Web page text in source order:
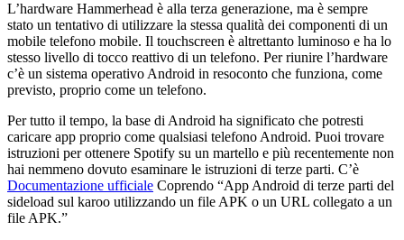
L’hardware Hammerhead è alla terza generazione, ma è sempre
stato un tentativo di utilizzare la stessa qualità dei componenti di un
mobile telefono mobile. Il touchscreen è altrettanto luminoso e ha lo
stesso livello di tocco reattivo di un telefono. Per riunire l’hardware
c’è un sistema operativo Android in resoconto che funziona, come
previsto, proprio come un telefono.
Per tutto il tempo, la base di Android ha significato che potresti
caricare app proprio come qualsiasi telefono Android. Puoi trovare
istruzioni per ottenere Spotify su un martello e più recentemente non
hai nemmeno dovuto esaminare le istruzioni di terze parti. C’è
Documentazione ufficiale Coprendo “App Android di terze parti del
sideload sul karoo utilizzando un file APK o un URL collegato a un
file APK.”